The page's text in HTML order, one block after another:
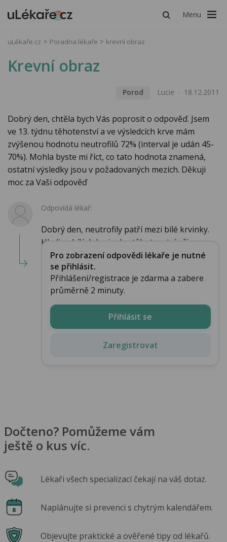
Menu
uLékaře.cz Poradna lékaře krevní obraz
Krevní obraz
Porod Lucie 18.12.2011
Dobrý den, chtěla bych Vás poprosit o odpověď. Jsem
ve 13. týdnu těhotenství a ve výsledcích krve mám
zvýšenou hodnotu neutrofilů 72% (interval je udán 45-
70%). Mohla byste mi říct, co tato hodnota znamená,
ostatní výsledky jsou v požadovaných mezích. Děkuji
moc za Vaši odpověď
Odpovídá lékař:
Dobrý den, neutrofily patří mezi bílé krvinky.
Hladina bílých krvinek v těhotenství přiroz...
Pro zobrazení odpovědi lékaře je nutné
se přihlásit.
Přihlášení/registrace je zdarma a zabere
průměrně 2 minuty.
Přihlásit se
Zaregistrovat
Dočteno? Pomůžeme vám
ještě o kus víc.
Lékaři všech specializací čekají na váš dotaz.
Naplánujte si prevenci s chytrým kalendářem.
Objevujte praktické a ověřené tipy od lékařů.